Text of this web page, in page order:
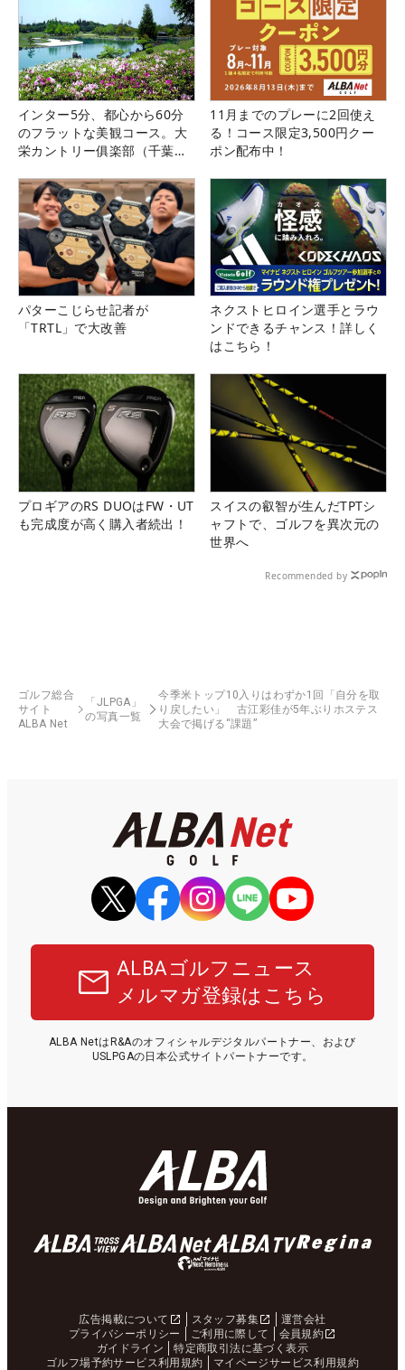
インター5分、都心から60分
のフラットな美観コース。大
栄カントリー俱楽部（千葉
11月までのプレーに2回使え
る！コース限定3,500円クー
ポン配布中！
パターこじらせ記者が
「TRTL」で大改善
ネクストヒロイン選手とラウ
ンドできるチャンス！詳しく
はこちら！
プロギアのRS DUOはFW・UT
も完成度が高く購入者続出！
スイスの叡智が生んだTPTシ
ャフトで、ゴルフを異次元の
世界へ
Recommended by
ゴルフ総合
サイト
ALBA Net
「JLPGA」
の写真一覧
今季米トップ10入りはわずか1回「自分を取
り戻したい」 古江彩佳が5年ぶりホステス
大会で掲げる“課題”
ALBAゴルフニュース
メルマガ登録はこちら
ALBA NetはR&Aのオフィシャルデジタルパートナー、および
USLPGAの日本公式サイトパートナーです。
広告掲載について スタッフ募集
運営会社
プライバシーポリシー
ご利用に際して
会員規約
ガイドライン
特定商取引法に基づく表示
ゴルフ場予約サービス利用規約
マイページサービス利用規約